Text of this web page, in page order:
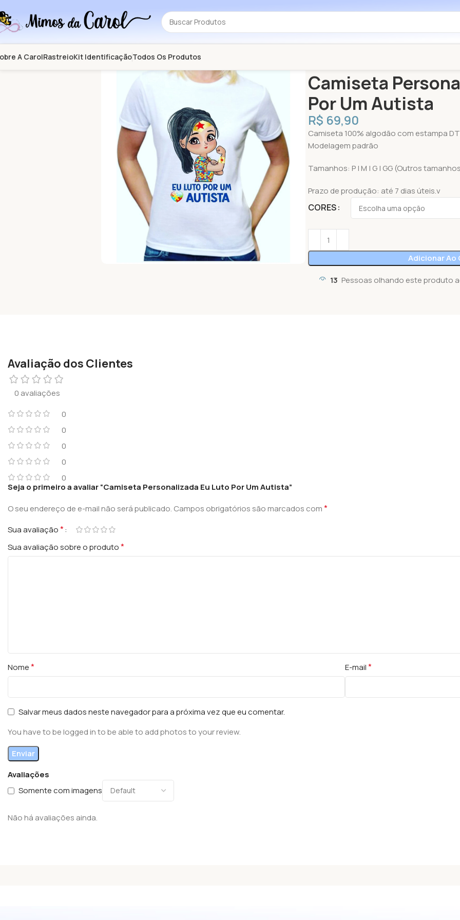
A CarolRastreioKit IdentificaçãoTodos Os Produtos
Camiseta
Camiseta
Por Um Autista
R$ 69,90
Camiseta 100% algodão com estampa
Modelagem padrão
Tamanhos: P | M | G | GG (Outros
Prazo de produção: até 7 dias úteis.v
CORES
Adicionar Ao
13 Pessoas olhando este produto
Avaliação dos Clientes
0 avaliações
0
0
0
0
0
Avaliações
Somente com imagens
Não há avaliações ainda.
Seja o primeiro a avaliar “Camiseta Personalizada Eu Luto Por Um Autista”
O seu endereço de e-mail não será publicado. Campos obrigatórios são marcados com*
Sua avaliação*
Sua avaliação sobre o produto*
Nome* E-mail*
Salvar meus dados neste navegador para a próxima vez que eu comentar.
You have to be logged in to be able to add photos to your review.